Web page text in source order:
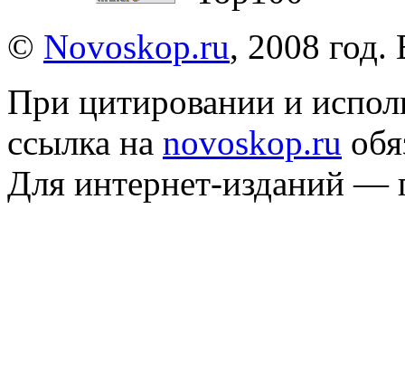
© Novoskop.ru, 2008
При цитировании и
ссылка на novoskop.ru
Для интернет-изданий —